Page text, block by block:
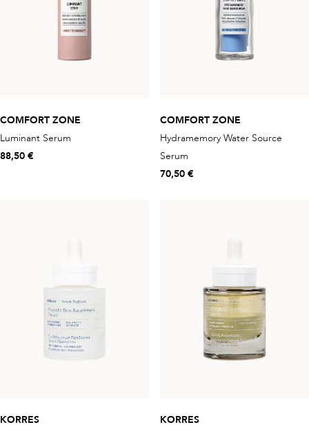
COMFORT ZONE
Luminant Serum
88,50 €
COMFORT ZONE
Hydramemory Water Source
Serum
70,50 €
KORRES
KORRES